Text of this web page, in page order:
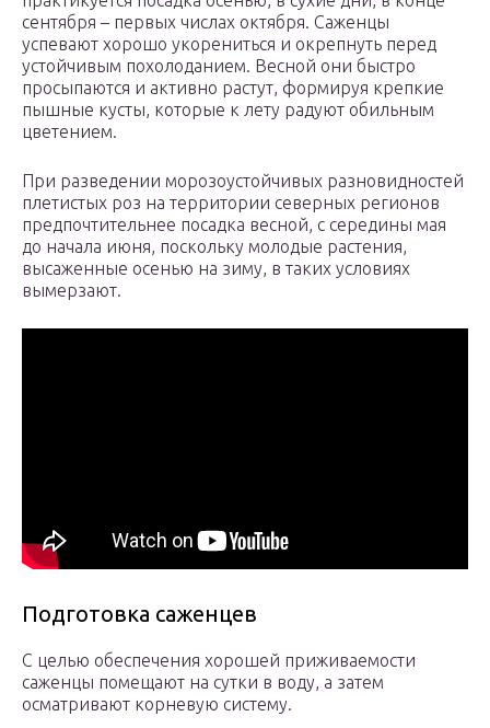
сентября – первых числах октября. Саженцы
успевают хорошо укорениться и окрепнуть перед
устойчивым похолоданием. Весной они быстро
просыпаются и активно растут, формируя крепкие
пышные кусты, которые к лету радуют обильным
цветением.
При разведении морозоустойчивых разновидностей
плетистых роз на территории северных регионов
предпочтительнее посадка весной, с середины мая
до начала июня, поскольку молодые растения,
высаженные осенью на зиму, в таких условиях
вымерзают.
Подготовка саженцев
С целью обеспечения хорошей приживаемости
саженцы помещают на сутки в воду, а затем
осматривают корневую систему.